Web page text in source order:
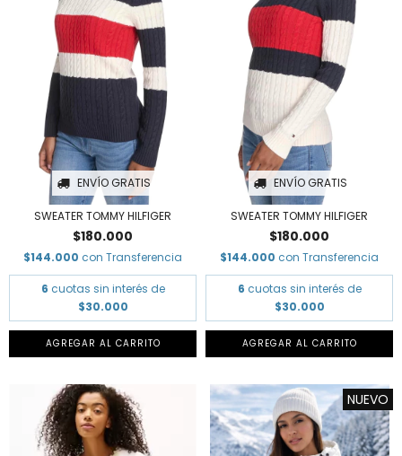
ENVÍO GRATIS
SWEATER TOMMY HILFIGER
$180.000
$144.000 con Transferencia
6 cuotas sin interés de
$30.000
AGREGAR AL CARRITO
ENVÍO GRATIS
SWEATER TOMMY HILFIGER
$180.000
$144.000 con Transferencia
6 cuotas sin interés de
$30.000
AGREGAR AL CARRITO
NUEVO